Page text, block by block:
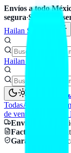
Envíos a todo
segura·Soporte y
Hailan Store
Hailan Store
Mi
TodasAccesorios
de venta
Seguridad y
Envío
a todo
Factura CFDI
Garantía
de